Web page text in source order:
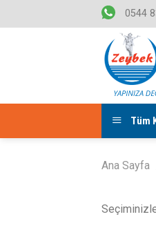
to
0544
Tüm
Ana Sayfa